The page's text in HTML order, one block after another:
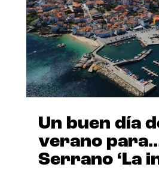
Un buen día
verano
Serrano ‘La